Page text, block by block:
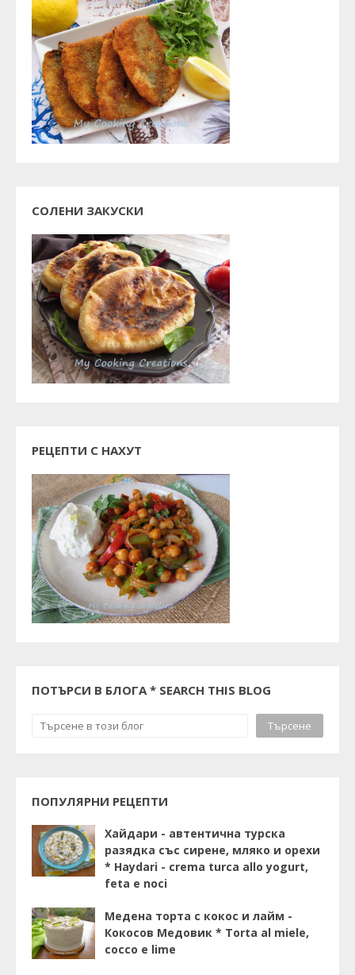
СОЛЕНИ ЗАКУСКИ
РЕЦЕПТИ С НАХУТ
ПОТЪРСИ В БЛОГА * SEARCH THIS BLOG
ПОПУЛЯРНИ РЕЦЕПТИ
Хайдари - автентична турска
разядка със сирене, мляко и орехи
* Haydari - crema turca allo yogurt,
feta e noci
Медена торта с кокос и лайм -
Кокосов Медовик * Torta al miele,
cocco e lime